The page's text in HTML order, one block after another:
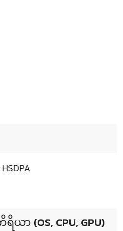
ာ (OS, CPU, GPU)